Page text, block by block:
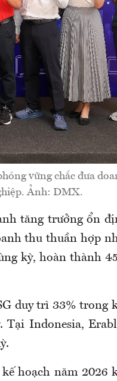
vững chắc đưa
Ảnh: DMX.
tăng trưởng ổn
thu thuần hợp
kỳ, hoàn thành
duy trì 33% trong
Indonesia,
hoạch năm 2026